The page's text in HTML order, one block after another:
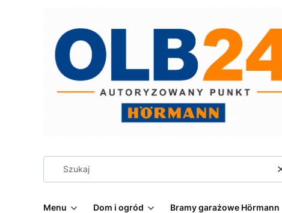
Menu Dom i ogród Bramy garażowe Hörmann